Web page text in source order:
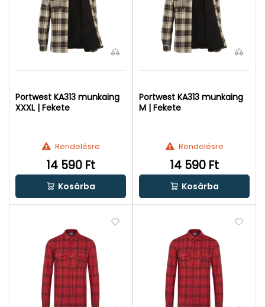
Portwest KA313 munkaing
XXXL | Fekete
Rendelésre
14 590 Ft
Kosárba
Portwest KA313 munkaing
M | Fekete
Rendelésre
14 590 Ft
Kosárba